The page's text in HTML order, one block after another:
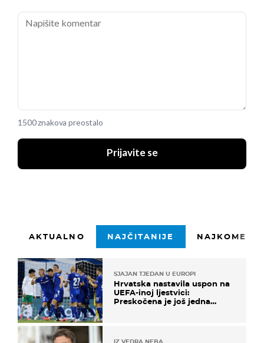
1500 znakova preostalo
Prijavite se
AKTUALNO NAJČITANIJE
SJAJAN TJEDAN U EUROPI
Hrvatska nastavila uspon na
UEFA-inoj ljestvici:
Preskočena je još jedna
IZ VEDRA NEBA